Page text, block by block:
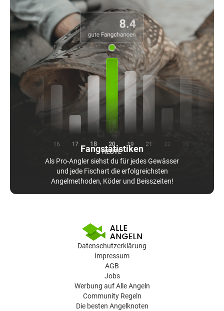
Fangstatistiken
Als Pro-Angler siehst du für jedes Gewässer
und jede Fischart die erfolgreichsten
Angelmethoden, Köder und Beisszeiten!
Datenschutzerklärung
Impressum
AGB
Jobs
Werbung auf Alle Angeln
Community Regeln
Die besten Angelknoten